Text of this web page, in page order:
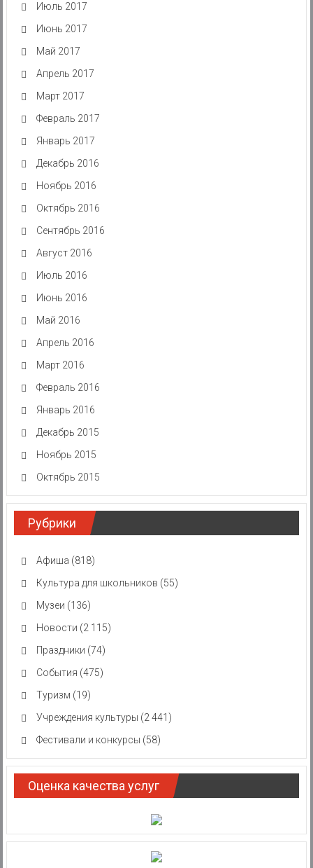
Июль 2017
Июнь 2017
Май 2017
Апрель 2017
Март 2017
Февраль 2017
Январь 2017
Декабрь 2016
Ноябрь 2016
Октябрь 2016
Сентябрь 2016
Август 2016
Июль 2016
Июнь 2016
Май 2016
Апрель 2016
Март 2016
Февраль 2016
Январь 2016
Декабрь 2015
Ноябрь 2015
Октябрь 2015
Рубрики
Афиша (818)
Культура для школьников (55)
Музеи (136)
Новости (2 115)
Праздники (74)
События (475)
Туризм (19)
Учреждения культуры (2 441)
Фестивали и конкурсы (58)
Оценка качества услуг